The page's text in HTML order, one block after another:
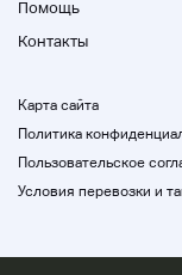
Если у вас есть
Помощь
Контакты
Карта сайта
Политика
Пользовательское
Условия перевозки и